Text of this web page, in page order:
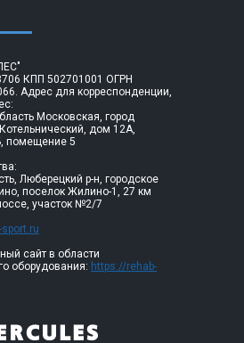
КПП 502701001 ОГРН
Адрес для корреспонденции,
Московская, город
дом 12А,
помещение 5
Люберецкий р-н, городское
поселок Жилино-1, 27 км
участок №2/7
сайт в области
оборудования: https://rehab-